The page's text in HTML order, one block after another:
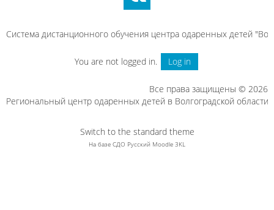
Система дистанционного обучения центра одаренных детей
You are not logged in. Log in
Все права защищены © 2026
Региональный центр одаренных детей в Волгоградской области
На базе СДО Русский Moodle 3KL
Switch to the standard theme